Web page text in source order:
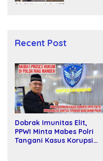
Recent Post
Dobrak Imunitas Elit,
PPWI Minta Mabes Polri
Tangani Kasus Korupsi